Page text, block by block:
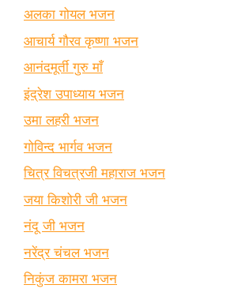
अलका गोयल भजन
आचार्य गौरव कृष्णा भजन
आनंदमूर्ती गुरु माँ
इंद्रेश उपाध्याय भजन
उमा लहरी भजन
गोविन्द भार्गव भजन
चित्र विचत्रजी महाराज भजन
जया किशोरी जी भजन
नंदू जी भजन
नरेंद्र चंचल भजन
निकुंज कामरा भजन